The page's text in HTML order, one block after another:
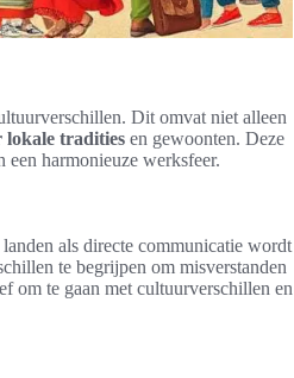
Dit omvat niet alleen
lokale tradities en gewoonten. Deze
een harmonieuze werksfeer.
als directe communicatie wordt
te begrijpen om misverstanden
om te gaan met cultuurverschillen en